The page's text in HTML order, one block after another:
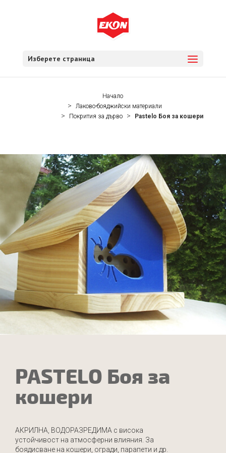
Изберете страница
Начало
Лаково-бояджийски материали
Покрития за дърво
Pastelo Боя за кошери
PASTELO Боя за
кошери
АКРИЛНА, ВОДОРАЗРЕДИМА с висока
устойчивост на атмосферни влияния. За
боядисване на кошери, огради, парапети и др.